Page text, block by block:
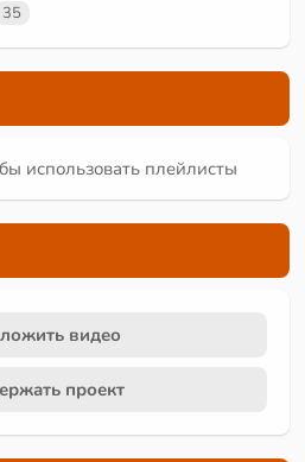
35
использовать плейлисты
видео
проект